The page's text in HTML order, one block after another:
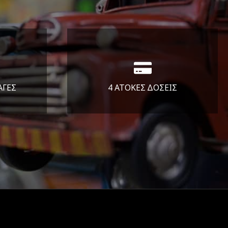
4 ΑΤΟΚΕΣ ΔΟΣΕΙΣ
Υποστηρίζουμε μέχρι και 4
άτοκες δόσεις